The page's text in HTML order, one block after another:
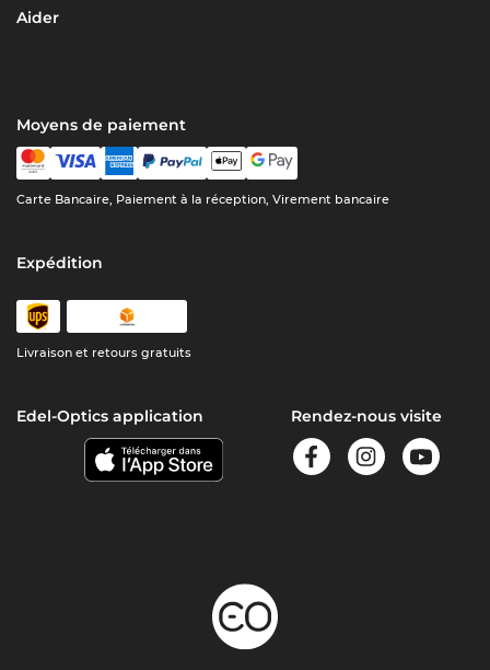
Aider
Moyens de paiement
Carte Bancaire, Paiement à la réception, Virement bancaire
Expédition
Livraison et retours gratuits
Edel-Optics application Rendez-nous visite